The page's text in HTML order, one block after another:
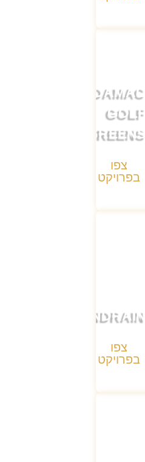
DAMAC
GOLF
GREENS
צפו
בפרויקט
MONDRAIN
צפו
בפרויקט